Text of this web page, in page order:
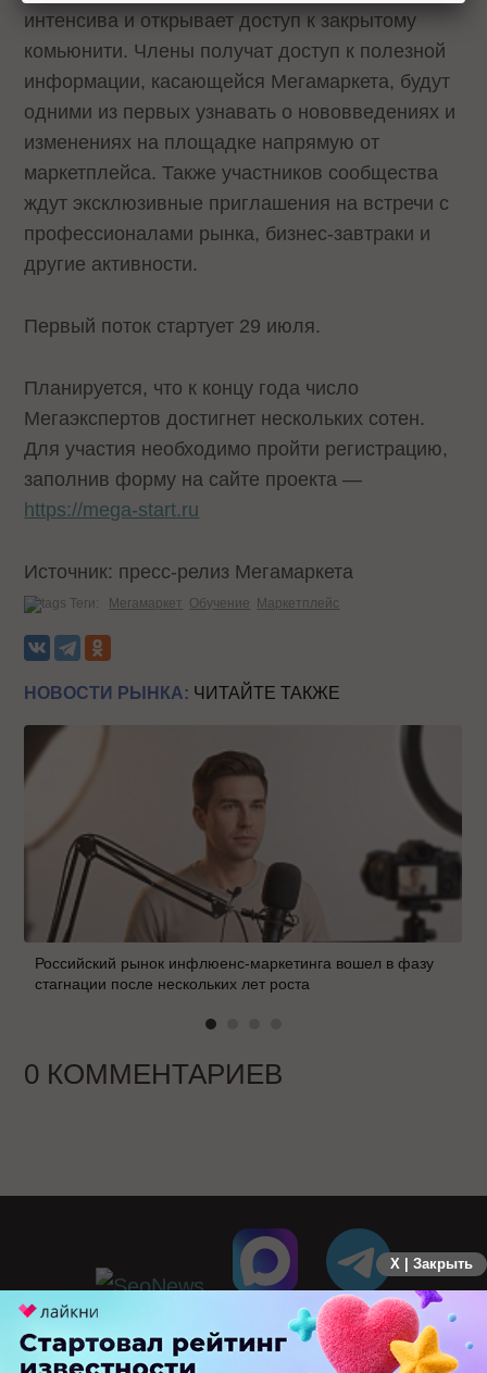
интенсива и открывает доступ к закрытому
комьюнити. Члены получат доступ к полезной
информации, касающейся Мегамаркета, будут
одними из первых узнавать о нововведениях и
изменениях на площадке напрямую от
маркетплейса. Также участников сообщества
ждут эксклюзивные приглашения на встречи с
профессионалами рынка, бизнес-завтраки и
другие активности.
Первый поток стартует 29 июля.
Планируется, что к концу года число
Мегаэкспертов достигнет нескольких сотен.
Для участия необходимо пройти регистрацию,
заполнив форму на сайте проекта —
https://mega-start.ru
Источник: пресс-релиз Мегамаркета
Теги: Мегамаркет Обучение Маркетплейс
НОВОСТИ РЫНКА: ЧИТАЙТЕ ТАКЖЕ
Российский рынок инфлюенс-маркетинга вошел в фазу
стагнации после нескольких лет роста
0 КОММЕНТАРИЕВ
X | Закрыть
ПЕРЕЙТИ НА ПОЛНУЮ ВЕРСИЮ
© SEOnews.ru Все права защищены. 2026